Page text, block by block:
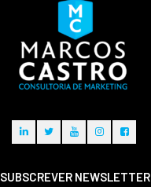
SUBSCREVER NEWSLETTER